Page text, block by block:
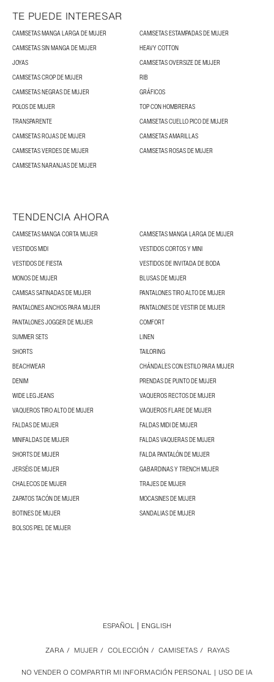
TE PUEDE INTERESAR
CAMISETAS MANGA LARGA DE MUJER
CAMISETAS ESTAMPADAS DE MUJER
CAMISETAS SIN MANGA DE MUJER
HEAVY COTTON
JOYAS
CAMISETAS OVERSIZE DE MUJER
CAMISETAS CROP DE MUJER
RIB
CAMISETAS NEGRAS DE MUJER
GRÁFICOS
POLOS DE MUJER
TOP CON HOMBRERAS
TRANSPARENTE
CAMISETAS CUELLO PICO DE MUJER
CAMISETAS ROJAS DE MUJER
CAMISETAS AMARILLAS
CAMISETAS VERDES DE MUJER
CAMISETAS ROSAS DE MUJER
CAMISETAS NARANJAS DE MUJER
TENDENCIA AHORA
CAMISETAS MANGA CORTA MUJER
CAMISETAS MANGA LARGA DE MUJER
VESTIDOS MIDI
VESTIDOS CORTOS Y MINI
VESTIDOS DE FIESTA
VESTIDOS DE INVITADA DE BODA
MONOS DE MUJER
BLUSAS DE MUJER
CAMISAS SATINADAS DE MUJER
PANTALONES TIRO ALTO DE MUJER
PANTALONES ANCHOS PARA MUJER
PANTALONES DE VESTIR DE MUJER
PANTALONES JOGGER DE MUJER
COMFORT
SUMMER SETS
LINEN
SHORTS
TAILORING
BEACHWEAR
CHÁNDALES CON ESTILO PARA MUJER
DENIM
PRENDAS DE PUNTO DE MUJER
WIDE LEG JEANS
VAQUEROS RECTOS DE MUJER
VAQUEROS TIRO ALTO DE MUJER
VAQUEROS FLARE DE MUJER
FALDAS DE MUJER
FALDAS MIDI DE MUJER
MINIFALDAS DE MUJER
FALDAS VAQUERAS DE MUJER
SHORTS DE MUJER
FALDA PANTALÓN DE MUJER
JERSÉIS DE MUJER
GABARDINAS Y TRENCH MUJER
CHALECOS DE MUJER
TRAJES DE MUJER
ZAPATOS TACÓN DE MUJER
MOCASINES DE MUJER
BOTINES DE MUJER
SANDALIAS DE MUJER
BOLSOS PIEL DE MUJER
NO VENDER O COMPARTIR MI INFORMACIÓN PERSONAL USO DE IA
ZARA / MUJER / COLECCIÓN / CAMISETAS / RAYAS
ESPAÑOL ENGLISH